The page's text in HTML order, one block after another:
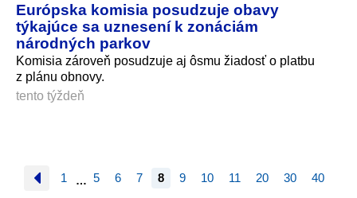
Európska komisia posudzuje obavy
týkajúce sa uznesení k zonáciám
národných parkov
Komisia zároveň posudzuje aj ôsmu žiadosť o platbu
z plánu obnovy.
tento týždeň
1 … 5 6 7 8 9 10 11 20 30 40